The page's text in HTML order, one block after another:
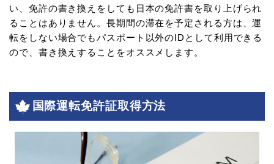
い、免許の書き換えをしても日本の免許書を取り上げられ
ることはありません。長期間の滞在を予定される方は、運
転をしない場合でもパスポート以外のIDとして利用できる
ので、書き換えすることをオススメします。
国際運転免許証取得方法